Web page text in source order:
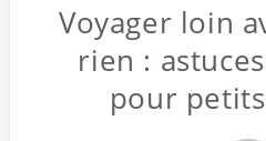
Voyager loin
rien :
pour